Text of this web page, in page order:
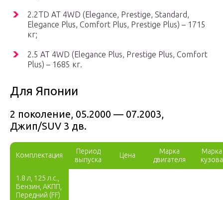
2.2TD AT 4WD (Elegance, Prestige, Standard,
Elegance Plus, Comfort Plus, Prestige Plus) – 1715
кг;
2.5 AT 4WD (Elegance Plus, Prestige Plus, Comfort
Plus) – 1685 кг.
Для Японии
2 поколение, 05.2000 — 07.2003,
Джип/SUV 3 дв.
Комплектация
Период
выпуска
Цена
Марка
двигателя
Марка
кузова
1.8 л, 125 л.с.,
Бензин, АКПП,
Передний (FF)